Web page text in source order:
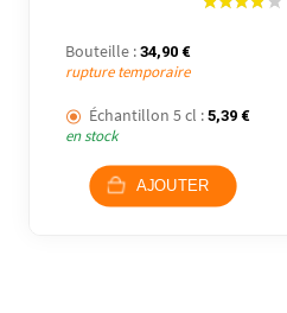
Bouteille : 34,90 €
rupture temporaire
Échantillon 5 cl : 5,39 €
en stock
AJOUTER